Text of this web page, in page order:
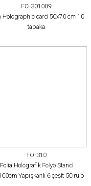
FO-301009
Holographic card 50x70 cm 10
tabaka
FO-310
Folia Holografik Folyo Stand
Yapışkanlı 6 çeşit 50 rulo